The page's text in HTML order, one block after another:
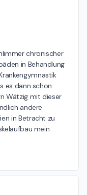
chronischer
in Behandlung
es dann schon
Wätzig mit dieser
andere
in Betracht zu
mein